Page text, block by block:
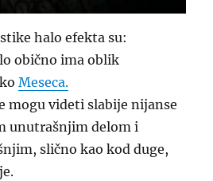
halo efekta su:
obično ima oblik
Meseca.
mogu videti slabije nijanse
unutrašnjim delom i
slično kao kod duge,